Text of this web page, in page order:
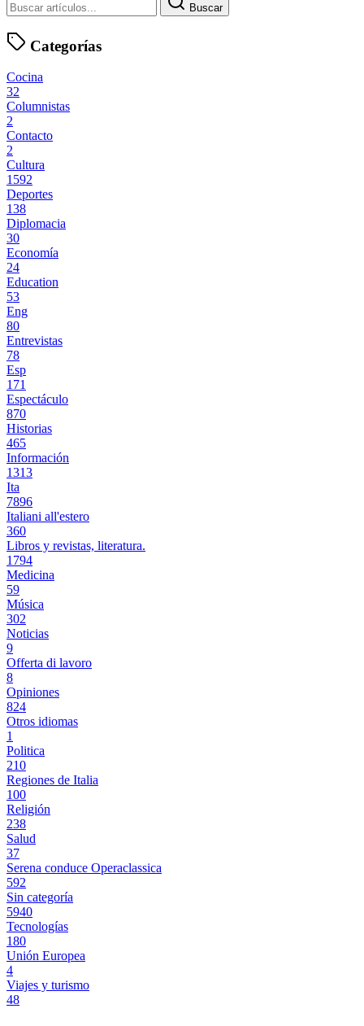
Buscar
Categorías
Cocina
32
Columnistas
2
Contacto
2
Cultura
1592
Deportes
138
Diplomacia
30
Economía
24
Education
53
Eng
80
Entrevistas
78
Esp
171
Espectáculo
870
Historias
465
Información
1313
Ita
7896
Italiani all'estero
360
Libros y revistas, literatura.
1794
Medicina
59
Música
302
Noticias
9
Offerta di lavoro
8
Opiniones
824
Otros idiomas
1
Politica
210
Regiones de Italia
100
Religión
238
Salud
37
Serena conduce Operaclassica
592
Sin categoría
5940
Tecnologías
180
Unión Europea
4
Viajes y turismo
48